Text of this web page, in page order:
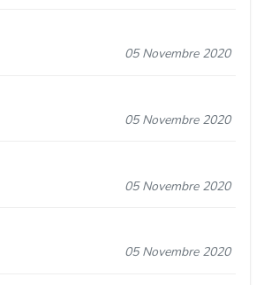
05 Novembre 2020
05 Novembre 2020
05 Novembre 2020
05 Novembre 2020